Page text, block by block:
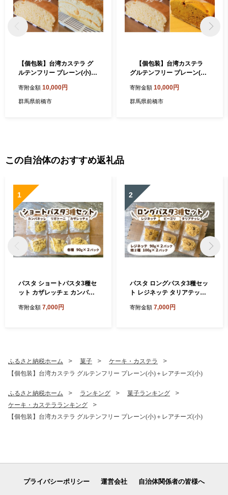
【個包装】台湾カステラ グ
ルテンフリー プレーン(小)＋
寄附金額 10,000円
群馬県前橋市
【個包装】台湾カステラ
グルテンフリー プレーン(小)
寄附金額 10,000円
群馬県前橋市
この自治体のおすすめ返礼品
1
パスタ ショートパスタ3種セ
ット カザレッチェ カンパネ
パスタ コナリエ 簡単 本格 シ
ご飯 コナリエ 群馬県 前橋市
寄附金額 7,000円
2
パスタ ロングパスタ3種セッ
ト レジネッテ タリアテッレ
コナリエ 簡単 本格 ロングパ
寄附金額 7,000円
ふるさと納税ホーム 菓子
ケーキ・カステラ
【個包装】台湾カステラ グルテンフリー プレーン(小)＋レアチーズ(小)
ふるさと納税ホーム ランキング
菓子ランキング
ケーキ・カステラランキング
【個包装】台湾カステラ グルテンフリー プレーン(小)＋レアチーズ(小)
プライバシーポリシー 運営会社 自治体関係者の皆様へ